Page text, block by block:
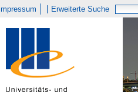
Impressum Erweiterte Suche